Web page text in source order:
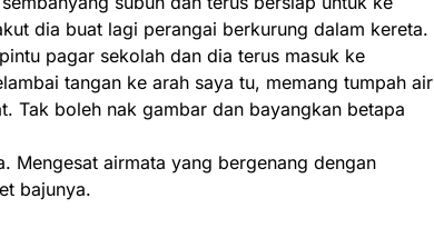
dia buat lagi perangai berkurung dalam kereta.
pagar sekolah dan dia terus masuk ke
tangan ke arah saya tu, memang tumpah air
Tak boleh nak gambar dan bayangkan betapa
Mengesat airmata yang bergenang dengan
bajunya.